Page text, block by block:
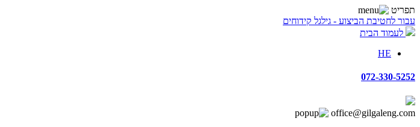
תפריט
עבור לחטיבת הביצוע - גילגל קידוחים
לעמוד הבית
HE
072-330-5252
office@gilgaleng.com